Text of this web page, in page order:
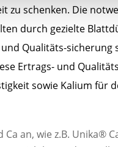
zu schenken. Die
durch gezielte
Qualitäts-sicherung
Ertrags- und
sowie Kalium für
an, wie z.B. Unika®